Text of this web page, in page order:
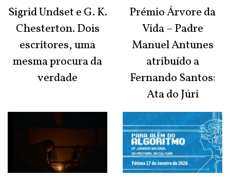
Sigrid Undset e G. K.
Chesterton. Dois
escritores, uma
mesma procura da
verdade
Prémio Árvore da
Vida – Padre
Manuel Antunes
atribuído a
Fernando Santos:
Ata do Júri